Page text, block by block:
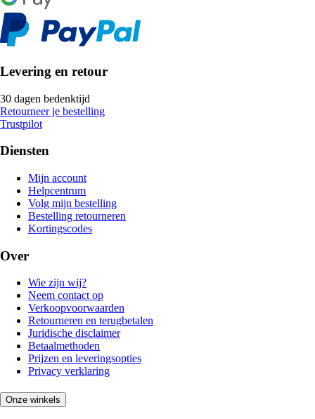
Levering en retour
30 dagen bedenktijd
Retourneer je bestelling
Trustpilot
Diensten
Mijn account
Helpcentrum
Volg mijn bestelling
Bestelling retourneren
Kortingscodes
Over
Wie zijn wij?
Neem contact op
Verkoopvoorwaarden
Retourneren en terugbetalen
Juridische disclaimer
Betaalmethoden
Prijzen en leveringsopties
Privacy verklaring
Onze winkels